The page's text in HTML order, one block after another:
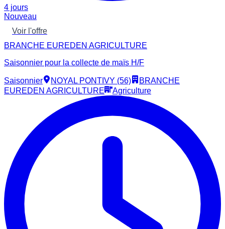
4 jours
Nouveau
Voir l'offre
BRANCHE EUREDEN AGRICULTURE
Saisonnier pour la collecte de maïs H/F
Saisonnier NOYAL PONTIVY (56)
BRANCHE
EUREDEN AGRICULTURE
Agriculture